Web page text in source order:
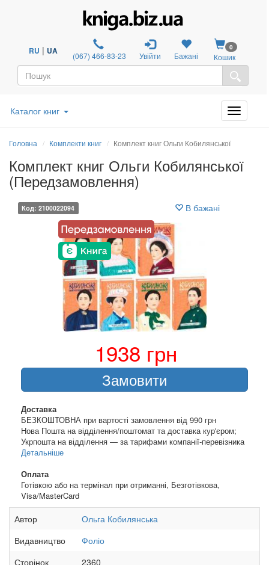
RU | UA (067) 466-83-23 Увійти Бажані
0
Кошик
Каталог книг
Головна Комплекти книг Комплект книг Ольги Кобилянської
Комплект книг Ольги Кобилянської
(Передзамовлення)
Код: 2100022094 В бажані
1938 грн
Замовити
Доставка
БЕЗКОШТОВНА при вартості замовлення від 990 грн
Нова Пошта на відділення/поштомат та доставка кур'єром;
Укрпошта на відділення — за тарифами компанії-перевізника
Детальніше
Оплата
Готівкою або на термінал при отриманні, Безготівкова,
Visa/MasterCard
Автор
Ольга Кобилянська
Видавництво
Фоліо
Сторінок
2360